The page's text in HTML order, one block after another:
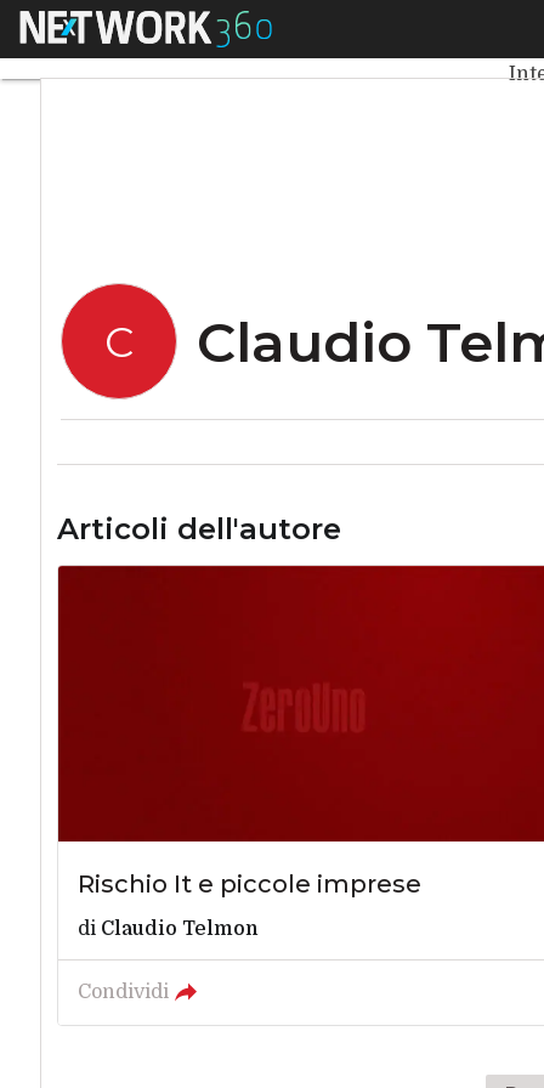
Menu
C Claudio
Articoli dell'autore
Rischio It e piccole imprese
di Claudio Telmon
Condividi